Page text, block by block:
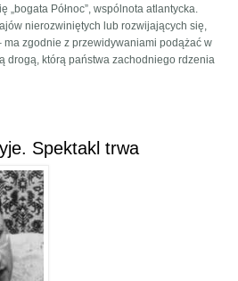
„bogata Północ”, wspólnota atlantycka.
nierozwiniętych lub rozwijających się,
ma zgodnie z przewidywaniami podążać w
drogą, którą państwa zachodniego rdzenia
Spektakl trwa